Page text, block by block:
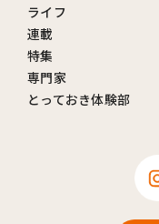
ライフ
連載
特集
専門家
とっておき体験部